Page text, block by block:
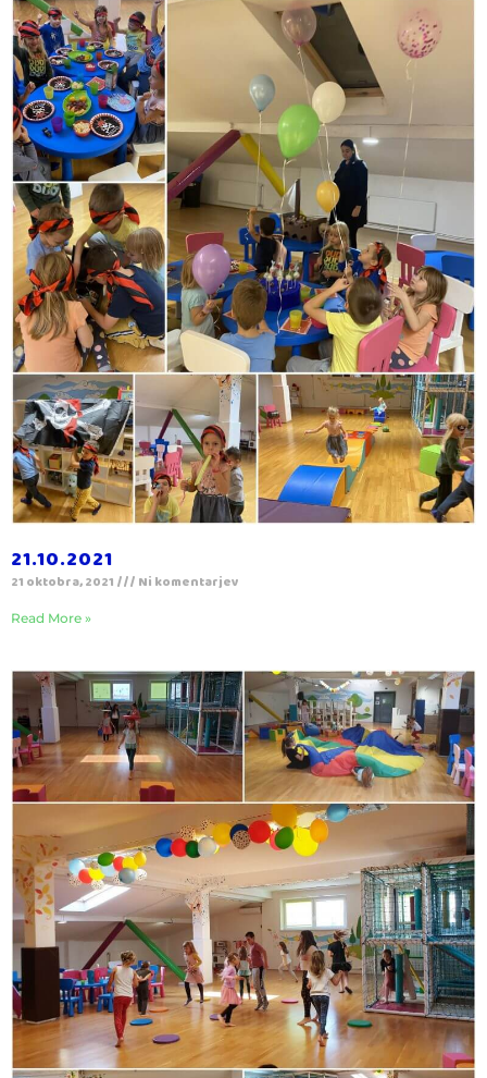
21.10.2021
21 oktobra, 2021 Ni komentarjev
Read More »